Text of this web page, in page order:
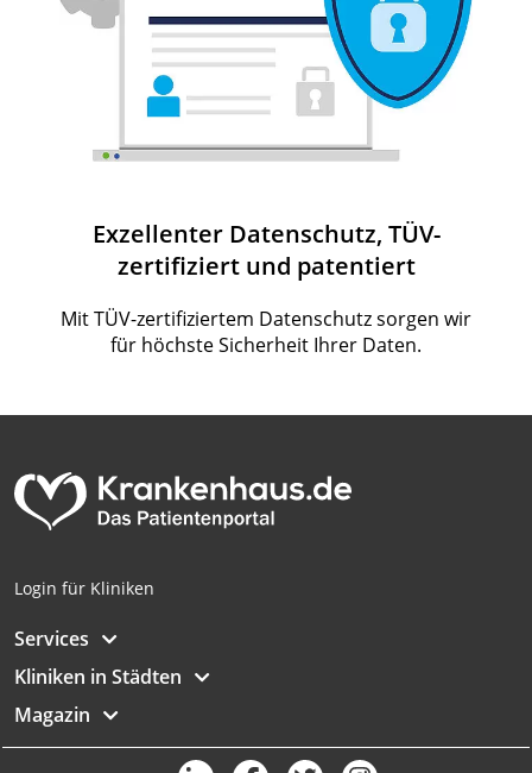
Exzellenter Datenschutz, TÜV-
zertifiziert und patentiert
Mit TÜV-zertifiziertem Datenschutz sorgen wir
für höchste Sicherheit Ihrer Daten.
Login für Kliniken
Services
Kliniken in Städten
Magazin